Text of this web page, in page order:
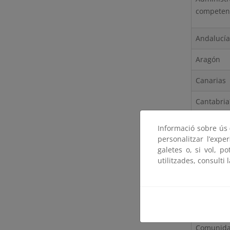
Andalucía
Aragón
Canarias
Castilla-
Cataluña
Informació sobre
personalitzar
galetes o, si vol,
utilitzades, consulti